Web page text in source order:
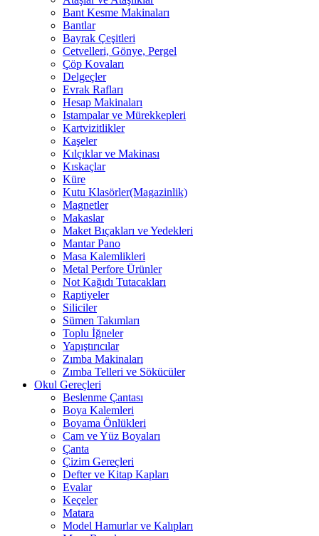
Bant Kesme Makinaları
Bantlar
Bayrak Çeşitleri
Cetvelleri, Gönye, Pergel
Çöp Kovaları
Delgeçler
Evrak Rafları
Hesap Makinaları
Istampalar ve Mürekkepleri
Kartvizitlikler
Kaşeler
Kılçıklar ve Makinası
Kıskaçlar
Küre
Kutu Klasörler(Magazinlik)
Magnetler
Makaslar
Maket Bıçakları ve Yedekleri
Mantar Pano
Masa Kalemlikleri
Metal Perfore Ürünler
Not Kağıdı Tutacakları
Raptiyeler
Siliciler
Sümen Takımları
Toplu İğneler
Yapıştırıcılar
Zımba Makinaları
Zımba Telleri ve Sökücüler
Okul Gereçleri
Beslenme Çantası
Boya Kalemleri
Boyama Önlükleri
Cam ve Yüz Boyaları
Çanta
Çizim Gereçleri
Defter ve Kitap Kapları
Evalar
Keçeler
Matara
Model Hamurlar ve Kalıpları